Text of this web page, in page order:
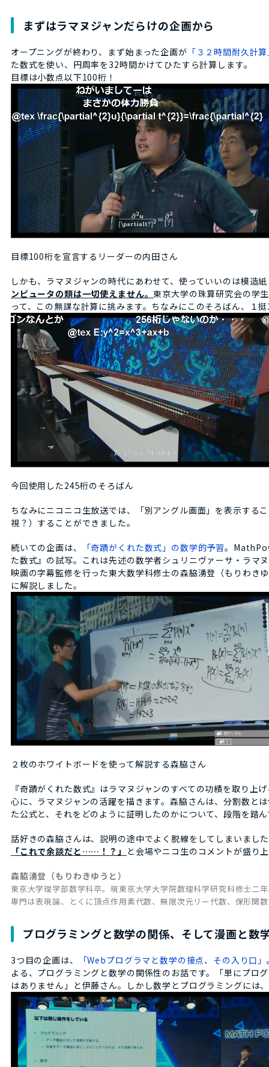
まずはラマヌジャンだらけの企画から
オープニングが終わり、まず始まった企画が 「３２時間耐久計
た数式を使い、円周率を32時間かけてひたすら計算します。
目標は小数点以下100桁！
目標100桁を宣言するリーダーの内田さん
しかも、ラマヌジャンの時代にあわせて、使っていいのは模造
ンピュータの類は一切使えません。東京大学の珠算研究会の学
って、この無謀な計算に挑みます。ちなみにこのそろばん、１
今回使用した245桁のそろばん
ちなみにニコニコ生放送では、「別アングル画面」を表示する
視？）することができました。
続いての企画は、 「奇蹟がくれた数式」の数学的予習。
た数式』の試写。これは先述の数学者シュリニヴァーサ・ラ
映画の字幕監修を行った東大数学科修士の森脇湧登（もりわき
に解説しました。
２枚のホワイトボードを使って解説する森脇さん
『奇蹟がくれた数式』はラマヌジャンのすべての功績を取り上
心に、ラマヌジャンの活躍を描きます。森脇さんは、分割数と
た公式と、それをどのように証明したのかについて、段階を踏
話好きの森脇さんは、説明の途中でよく脱線をしてしまいまし
「これで余談だと……！？」 と会場やニコ生のコメントが盛り
森脇湧登（もりわきゆうと）
東京大学理学部数学科卒。現東京大学大学院数理科学研究科修士二
専門は表現論、とくに頂点作用素代数、無限次元リー代数、保形関
プログラミングと数学の関係、そして漫画と数
3つ目の企画は、 「Webプログラマと数学の接点、その入り口」
よる、プログラミングと数学の関係性のお話です。「単にプロ
はありません」と伊藤さん。しかし数学とプログラミングには